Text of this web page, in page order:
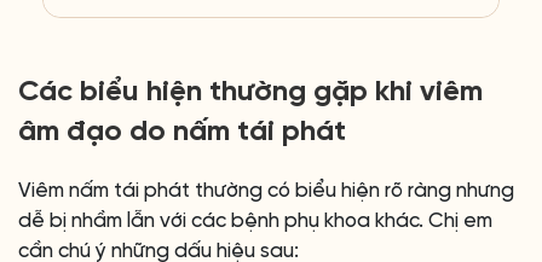
Các biểu hiện thường gặp khi viêm
âm đạo do nấm tái phát
Viêm nấm tái phát thường có biểu hiện rõ ràng nhưng
dễ bị nhầm lẫn với các bệnh phụ khoa khác. Chị em
cần chú ý những dấu hiệu sau: